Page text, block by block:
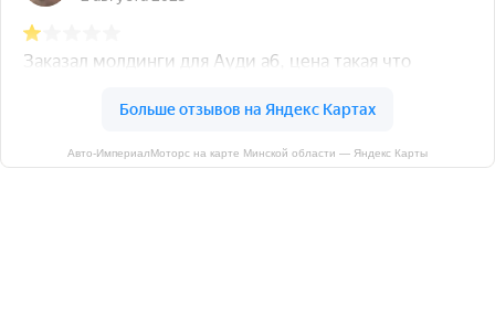
Авто-ИмпериалМоторс на карте Минской области — Яндекс Карты